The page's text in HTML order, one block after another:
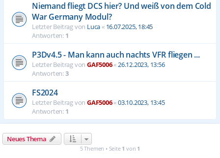
Niemand fliegt DCS hier? Und weiß von dem Cold
War Germany Modul?
Letzter Beitrag von Luca« 16.07.2025, 18:45
Antworten: 1
P3Dv4.5 - Man kann auch nachts VFR fliegen ...
Letzter Beitrag von GAF5006«26.12.2023, 13:56
Antworten:3
FS2024
Letzter Beitrag von GAF5006«03.10.2023, 13:45
Antworten: 1
Neues Thema
5 Themen • Seite 1 von 1